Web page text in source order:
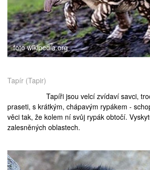
foto wikipedia.org
Tapír (Tapir)
Tapíři jsou velcí zvídaví savci,
praseti, s krátkým, chápavým rypákem -
věci tak, že kolem ní svůj rypák obtočí.
zalesněných oblastech.